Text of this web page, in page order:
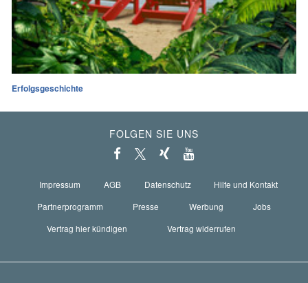
Erfolgsgeschichte
FOLGEN SIE UNS
Impressum AGB Datenschutz
Hilfe und Kontakt
Partnerprogramm
Presse Werbung
Jobs
Vertrag hier kündigen
Vertrag widerrufen